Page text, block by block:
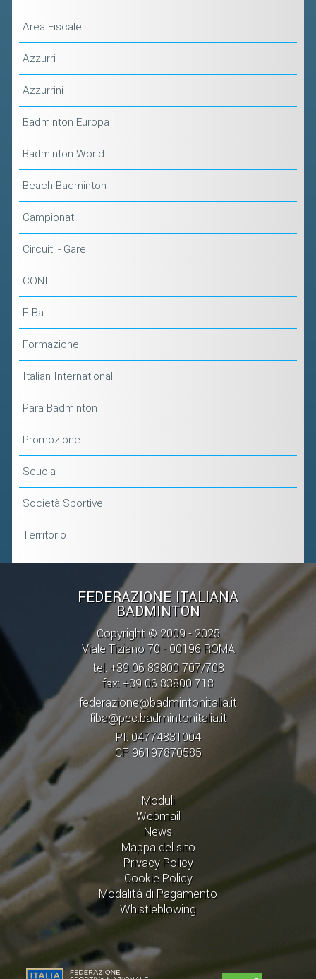
Area Fiscale
Azzurri
Azzurrini
Badminton Europa
Badminton World
Beach Badminton
Campionati
Circuiti - Gare
CONI
FIBa
Formazione
Italian International
Para Badminton
Promozione
Scuola
Società Sportive
Territorio
FEDERAZIONE ITALIANA
BADMINTON
Copyright © 2009 - 2025
Viale Tiziano 70 - 00196 ROMA
tel: +39 06 83800 707/708
fax: +39 06 83800 718
federazione@badmintonitalia.it
fiba@pec.badmintonitalia.it
PI: 04774831004
CF: 96197870585
Moduli
Webmail
News
Mappa del sito
Privacy Policy
Cookie Policy
Modalità di Pagamento
Whistleblowing